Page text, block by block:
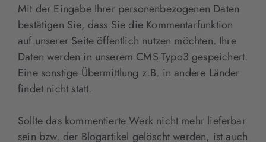
Mit der Eingabe Ihrer personenbezogenen Daten
bestätigen Sie, dass Sie die Kommentarfunktion
auf unserer Seite öffentlich nutzen möchten. Ihre
Daten werden in unserem CMS Typo3 gespeichert.
Eine sonstige Übermittlung z.B. in andere Länder
findet nicht statt.
Sollte das kommentierte Werk nicht mehr lieferbar
sein bzw. der Blogartikel gelöscht werden, ist auch